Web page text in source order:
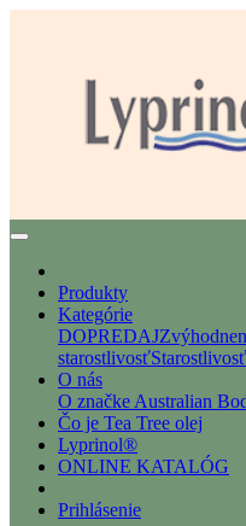
Produkty
Kategórie
DOPREDAJ
starostlivosť
O nás
O značke Australian
Čo je Tea Tree olej
Lyprinol®
ONLINE KATALÓG
Prihlásenie